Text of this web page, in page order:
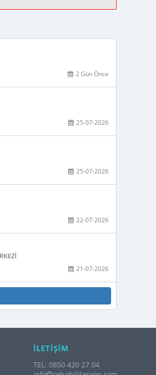
2 Gün Önce
25-07-2026
25-07-2026
22-07-2026
21-07-2026
İLETİŞİM
TEL: 0850 420 27 04